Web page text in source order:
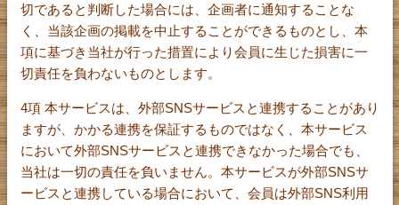
切であると判断した場合には、企画者に通知することな
く、当該企画の掲載を中止することができるものとし、本
項に基づき当社が行った措置により会員に生じた損害に一
切責任を負わないものとします。
4項 本サービスは、外部SNSサービスと連携することがあり
ますが、かかる連携を保証するものではなく、本サービス
において外部SNSサービスと連携できなかった場合でも、
当社は一切の責任を負いません。本サービスが外部SNSサ
ービスと連携している場合において、会員は外部SNS利用